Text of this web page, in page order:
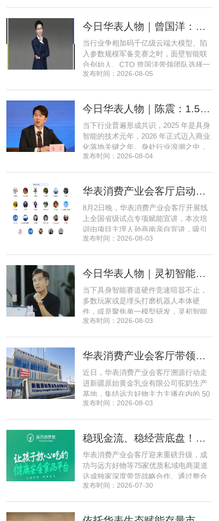
来，三四线城市创业最忌讳浮躁跟风、
立足本地需求顺势迭代，方能穿
当行业争相加码千亿级云端大模型、陷
入参数规模军备竞赛之时，面壁智能联
合创始人、CTO 曾国洋带领团队选择一
条小众赛道：深耕端侧轻量化大模型，
的技术深耕与严谨的工程思维，走出国
布局中，自然流畅的全模态
发布时间：2026-08-05
当下行业普遍形成共识，2025 年是具身
智能的技术元年，2026 年正式迈入商业
化落地关键之年。身处行业浪潮之中，
享刻智能创始人、CEO 陈震表示，当前
长久，这也是享刻智能自创立之初便坚
创始人、CEO 陈震纵观当前具
发布时间：2026-08-04
8月2日晚，华表消费产业会客厅开展线
上全国省级试点专项赋能宣讲，本次培
训由项目主理人孙燕南亲自宣讲，吸引
了来自贵州、河北、北京、天津、常
间盘活、私域变现、稳现金流搭建、试
现状，深度剖析行业双重发展困境
发布时间：2026-08-03
今日华表人物｜灵初智能CEO王启斌：押注千万级数据解锁具身智能质变
当下具身智能赛道硬件竞速喧嚣不止，
多数玩家或是埋头打磨机器人本体硬
件，或是聚焦单一模型研发，灵初智能
自创立之初便守住初心，以自研操作大
能创始人王启斌，拆解其从创立第一天
数据规模才是决定行业拐点的核心
发布时间：2026-08-03
近日，华表消费产业会客厅溯源行动走
进新疆原始黄金乳业有限公司驼奶生产
基地，集结远方好物主力主播在内的 50
位头部私域主播组团深入工厂一线实地
源同步联动，以沉浸式实景打卡、全流
式，全方位拆解新疆优质驼奶
发布时间：2026-08-03
华表消费产业会客厅迎来重磅升级，成
功与远方好物等75家优质私域电商渠道
达成独家深度带货战略合作。通过整合
全网顶尖私域资源，项目搭建起全国性
矩阵，核心竞争力与行业影响力实现跨
发布时间：2026-07-30